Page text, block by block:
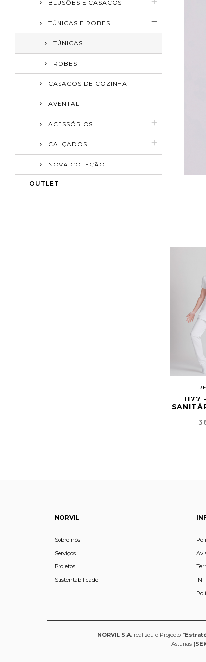
BLUSÕES E CASACOS
TÚNICAS E ROBES
TÚNICAS
ROBES
CASACOS DE COZINHA
AVENTAL
ACESSÓRIOS
CALÇADOS
NOVA COLEÇÃO
OUTLET
1177
NORVIL
Sobre nós
Serviços
Projetos
Sustentabilidade
NORVIL S.A. realizou o Projecto
Astúrias